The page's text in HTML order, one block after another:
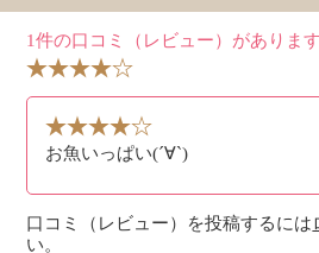
1件の口コミ（レビュー）があります
お魚いっぱい(´∀`)
口コミ（レビュー）を投稿するには
い。